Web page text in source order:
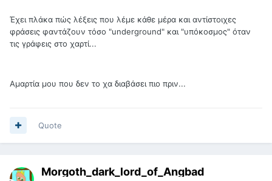
Έχει πλάκα πώς λέξεις που λέμε κάθε μέρα και αντίστοιχες
φράσεις φαντάζουν τόσο "underground" και "υπόκοσμος" όταν
τις γράφεις στο χαρτί...
Αμαρτία μου που δεν το χα διαβάσει πιο πριν...
Quote
Morgoth_dark_lord_of_Angbad